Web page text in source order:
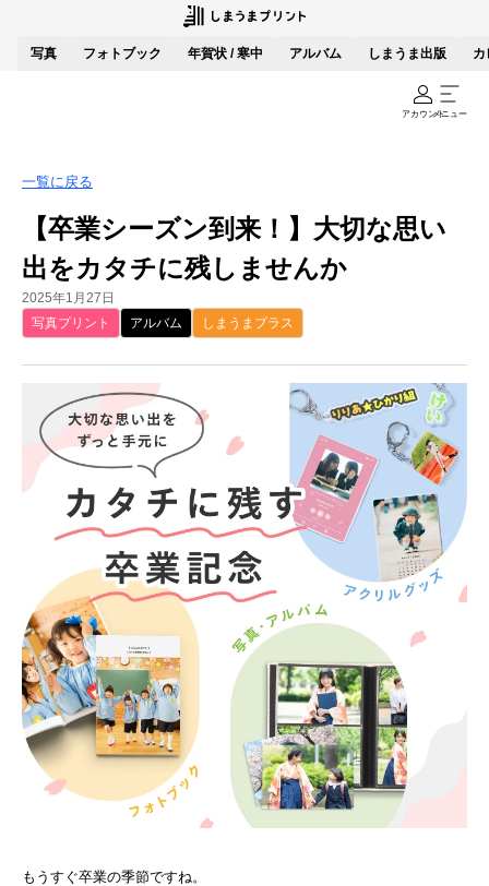
写真 フォトブック 年賀状 / 寒中 アルバム しまうま出版 カ
アカウントメニュー
一覧に戻る
【卒業シーズン到来！】大切な思い
出をカタチに残しませんか
2025年1月27日
写真プリント
アルバム しまうまプラス
もうすぐ卒業の季節ですね。